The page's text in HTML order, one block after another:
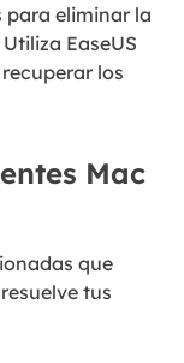
para eliminar la
EaseUS
los
Mac
que
tus